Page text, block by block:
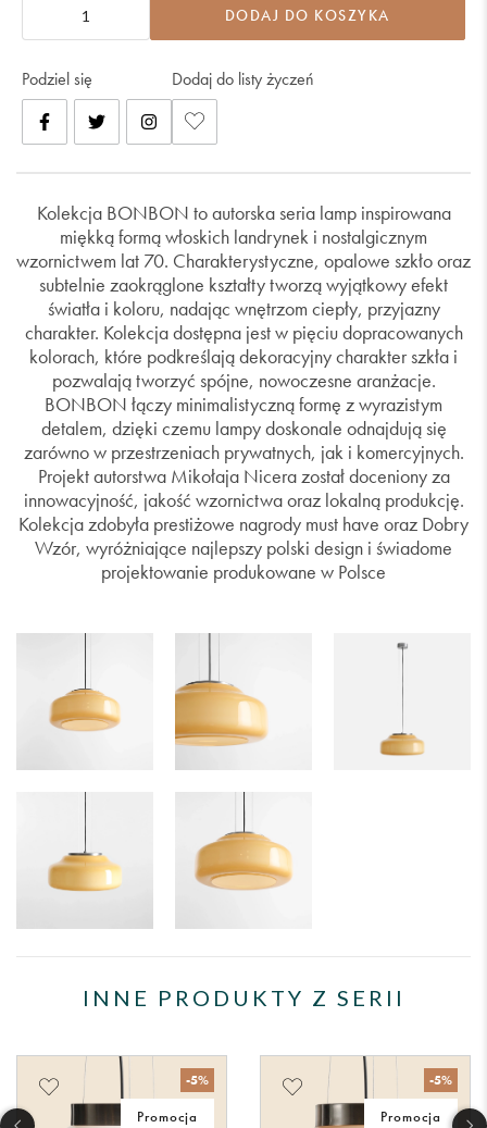
DODAJ DO KOSZYKA
Podziel się Dodaj do listy życzeń
Kolekcja BONBON to autorska seria lamp inspirowana
miękką formą włoskich landrynek i nostalgicznym
wzornictwem lat 70. Charakterystyczne, opalowe szkło oraz
subtelnie zaokrąglone kształty tworzą wyjątkowy efekt
światła i koloru, nadając wnętrzom ciepły, przyjazny
charakter. Kolekcja dostępna jest w pięciu dopracowanych
kolorach, które podkreślają dekoracyjny charakter szkła i
pozwalają tworzyć spójne, nowoczesne aranżacje.
BONBON łączy minimalistyczną formę z wyrazistym
detalem, dzięki czemu lampy doskonale odnajdują się
zarówno w przestrzeniach prywatnych, jak i komercyjnych.
Projekt autorstwa Mikołaja Nicera został doceniony za
innowacyjność, jakość wzornictwa oraz lokalną produkcję.
Kolekcja zdobyła prestiżowe nagrody must have oraz Dobry
Wzór, wyróżniające najlepszy polski design i świadome
projektowanie produkowane w Polsce
INNE PRODUKTY Z SERII
-5%
Promocja
-5%
Promocja